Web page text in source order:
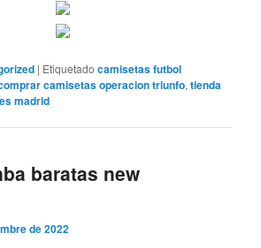
| Etiquetado camisetas futbol
camisetas operacion triunfo,tienda
madrid
baratas new
de 2022